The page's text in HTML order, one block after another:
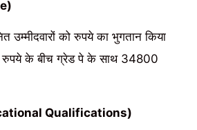
उम्मीदवारों को रुपये का भुगतान किया
के बीच ग्रेड पे के साथ 34800
Qualifications)